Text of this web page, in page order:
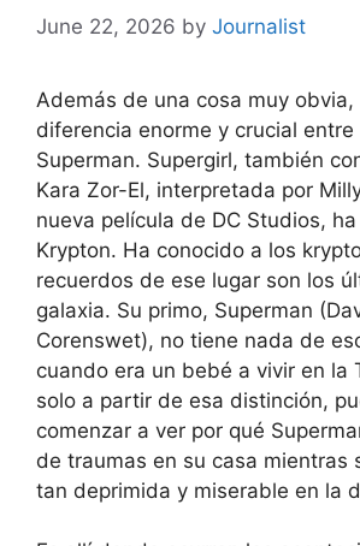
June 22, 2026 by Journalist
Además de una cosa muy obvia,
diferencia enorme y crucial entre
Superman. Supergirl, también
Kara Zor-El, interpretada por
nueva película de DC Studios,
Krypton. Ha conocido a los
recuerdos de ese lugar son los
galaxia. Su primo, Superman
Corenswet), no tiene nada de
cuando era un bebé a vivir en la
solo a partir de esa distinción,
comenzar a ver por qué
de traumas en su casa mientras
tan deprimida y miserable en la